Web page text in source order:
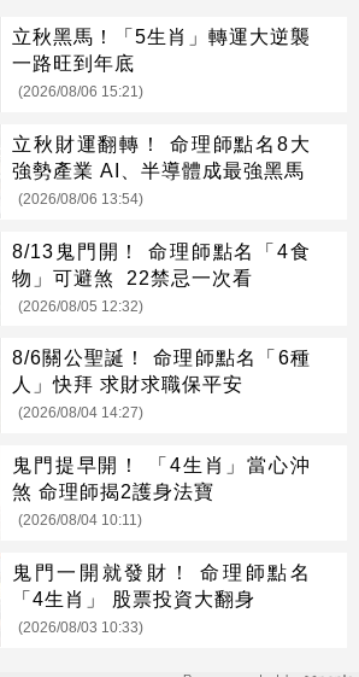
立秋黑馬！「5生肖」轉運大逆襲
一路旺到年底
(2026/08/06 15:21)
立秋財運翻轉！ 命理師點名8大
強勢產業 AI、半導體成最強黑馬
(2026/08/06 13:54)
8/13鬼門開！ 命理師點名「4食
物」可避煞 22禁忌一次看
(2026/08/05 12:32)
8/6關公聖誕！ 命理師點名「6種
人」快拜 求財求職保平安
(2026/08/04 14:27)
鬼門提早開！ 「4生肖」當心沖
煞 命理師揭2護身法寶
(2026/08/04 10:11)
鬼門一開就發財！ 命理師點名
「4生肖」 股票投資大翻身
(2026/08/03 10:33)